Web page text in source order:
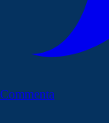
Commenta